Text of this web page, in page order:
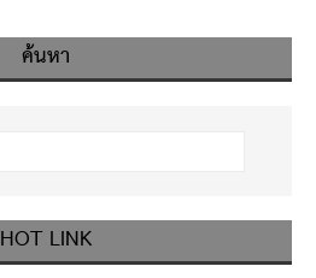
ค้นหา
HOT LINK